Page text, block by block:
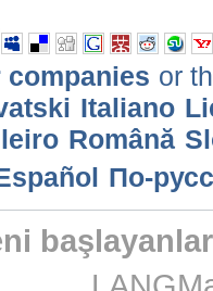
or
Italiano
Română
По-